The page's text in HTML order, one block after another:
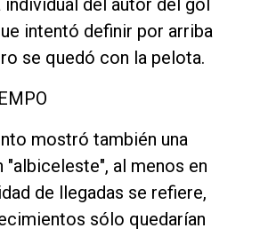
individual del autor del gol
intentó definir por arriba
se quedó con la pelota.
mostró también una
"albiceleste", al menos en
de llegadas se refiere,
sólo quedarían